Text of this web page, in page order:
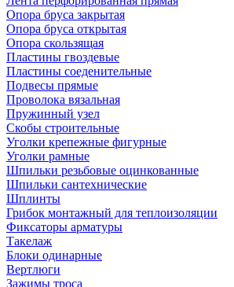
Опора бруса закрытая
Опора бруса открытая
Опора скользящая
Пластины гвоздевые
Пластины соеденительные
Подвесы прямые
Проволока вязальная
Пружинный узел
Скобы строительные
Уголки крепежные фигурные
Уголки рамные
Шпильки резьбовые оцинкованные
Шпильки сантехнические
Шплинты
Грибок монтажный для теплоизоляции
Фиксаторы арматуры
Такелаж
Блоки одинарные
Вертлюги
Зажимы троса